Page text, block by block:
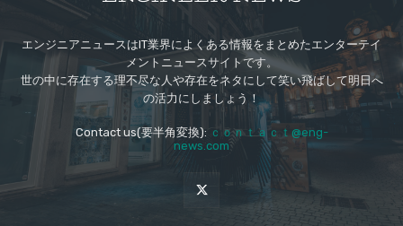
エンジニアニュースはIT業界によくある情報をまとめたエンターテイ
メントニュースサイトです。
世の中に存在する理不尽な人や存在をネタにして笑い飛ばして明日へ
の活力にしましょう！
Contact us(要半角変換): ｃｏｎｔａｃｔ@eng-
news.com